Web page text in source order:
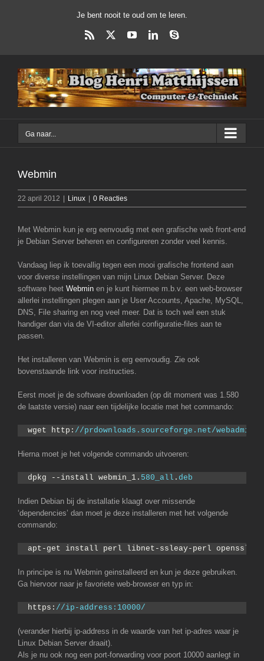
Je bent nooit te oud om te leren.
Rss YouTubeLinkedInSkype
Ga naar...
Webmin
22 april 2012 | Linux | 0 Reacties
Met Webmin kun je erg eenvoudig met een grafische web front-end
je Debian Server beheren en configureren zonder veel kennis.
Vandaag liep ik toevallig tegen een mooi grafische frontend aan
voor diverse instellingen van mijn Linux Debian Server. Deze
software heet Webmin en je kunt hiermee m.b.v. een web-browser
allerlei instellingen plegen aan je User Accounts, Apache, MySQL,
DNS, File sharing en nog veel meer. Dat is toch wel een stuk
handiger dan via de VI-editor allerlei configuratie-files aan te
passen.
Het installeren van Webmin is erg eenvoudig. Zie ook
bovenstaande link voor instructies.
Eerst moet je de software downloaden (op dit moment was 1.580
de laatste versie) naar een tijdelijke locatie met het commando:
wget http: //prdownloads.sourceforge.net/webadmin/
Hierna moet je het volgende commando uitvoeren:
dpkg --install webmin_1. 580_all . deb
Indien Debian bij de installatie klaagt over missende
‘dependencies’ dan moet je deze installeren met het volgende
commando:
apt-get install perl libnet-ssleay-perl openssl
In principe is nu Webmin geinstalleerd en kun je deze gebruiken.
Ga hiervoor naar je favoriete web-browser en typ in:
https: //ip-address:10000/
(verander hierbij ip-address in de waarde van het ip-adres waar je
Linux Debian Server draait).
Als je nu ook nog een port-forwarding voor poort 10000 aanlegt in